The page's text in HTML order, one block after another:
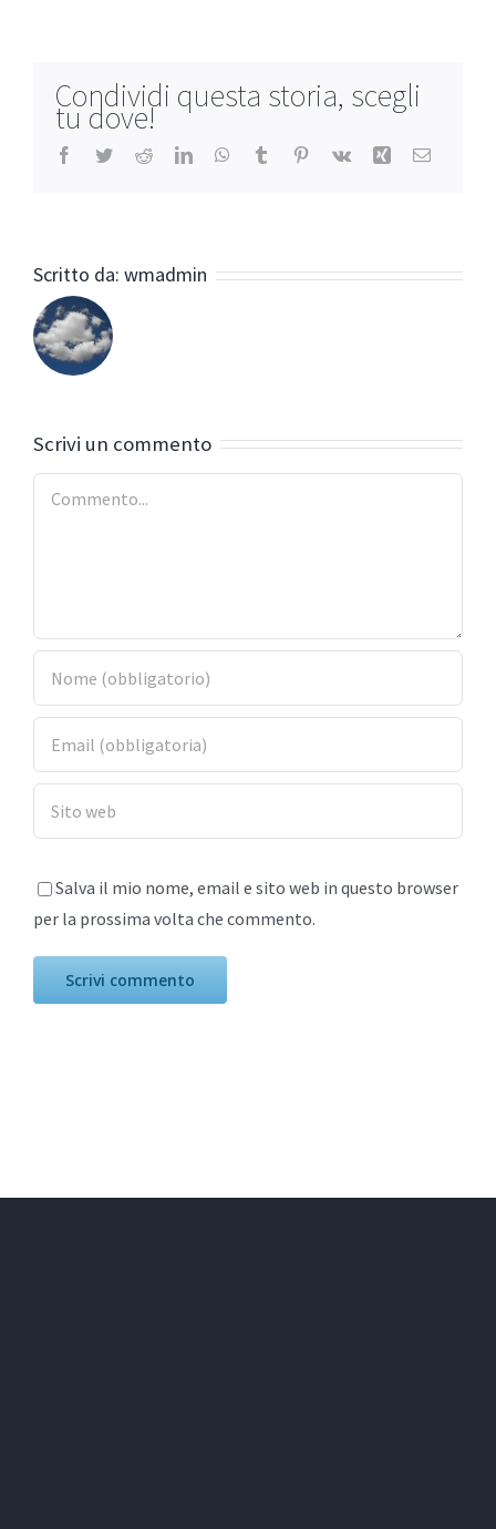
Condividi questa storia, scegli
tu dove!
Facebook
TwitterRedditLinkedInWhatsApp
Tumblr Pinterest
Vk Xing Email
Scritto da: wmadmin
Scrivi un commento
Salva il mio nome, email e sito web in questo browser
per la prossima volta che commento.